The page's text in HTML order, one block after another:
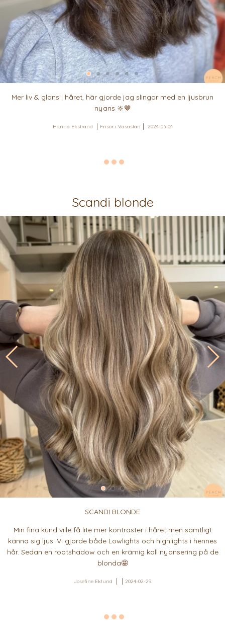
Mer liv & glans i håret, här gjorde jag slingor med en ljusbrun
nyans 🔆🤎
Hanna Ekstrand Frisör i Vasastan 2024-03-04
Scandi blonde
SCANDI BLONDE
Min fina kund ville få lite mer kontraster i håret men samtligt
känna sig ljus. Vi gjorde både Lowlights och highlights i hennes
hår. Sedan en rootshadow och en krämig kall nyansering på de
blonda🤩
Josefine Eklund 2024-02-29